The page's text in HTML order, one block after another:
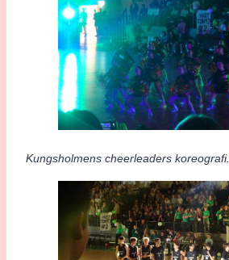
Kungsholmens cheerleaders koreografi.